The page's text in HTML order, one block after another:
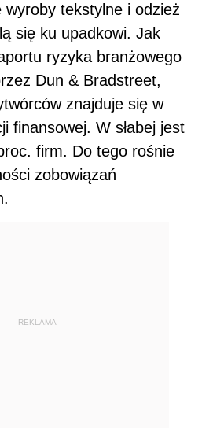
wyroby tekstylne i odzież
się ku upadkowi. Jak
ryzyka branżowego
Dun & Bradstreet,
znajduje się w
finansowej. W słabej jest
firm. Do tego rośnie
zobowiązań
REKLAMA